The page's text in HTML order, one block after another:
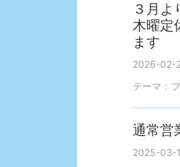
３月
木曜定
ます
2026-02-
テーマ：
通常営
2025-03-